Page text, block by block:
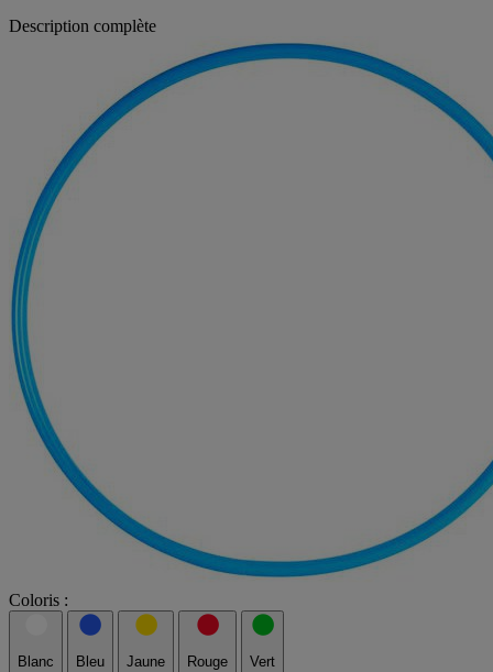
Description complète
Coloris :
Blanc Bleu Jaune Rouge Vert